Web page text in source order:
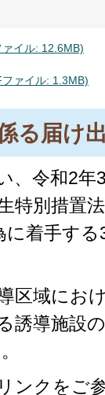
イル: 12.6MB)
ァイル: 1.3MB)
る届け
、令和2
特別措置
着手す
区域にお
誘導施設
ンクをご